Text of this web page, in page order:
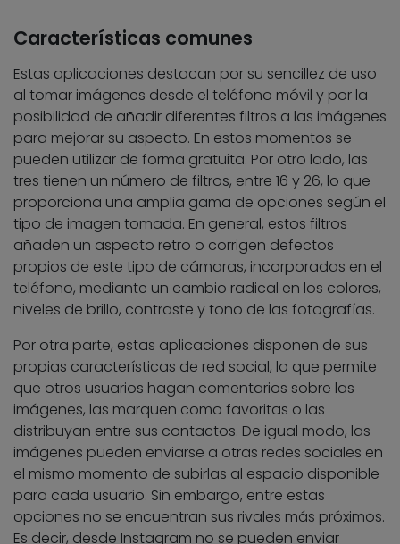
Características comunes
Estas aplicaciones destacan por su sencillez de uso
al tomar imágenes desde el teléfono móvil y por la
posibilidad de añadir diferentes filtros a las imágenes
para mejorar su aspecto. En estos momentos se
pueden utilizar de forma gratuita. Por otro lado, las
tres tienen un número de filtros, entre 16 y 26, lo que
proporciona una amplia gama de opciones según el
tipo de imagen tomada. En general, estos filtros
añaden un aspecto retro o corrigen defectos
propios de este tipo de cámaras, incorporadas en el
teléfono, mediante un cambio radical en los colores,
niveles de brillo, contraste y tono de las fotografías.
Por otra parte, estas aplicaciones disponen de sus
propias características de red social, lo que permite
que otros usuarios hagan comentarios sobre las
imágenes, las marquen como favoritas o las
distribuyan entre sus contactos. De igual modo, las
imágenes pueden enviarse a otras redes sociales en
el mismo momento de subirlas al espacio disponible
para cada usuario. Sin embargo, entre estas
opciones no se encuentran sus rivales más próximos.
Es decir, desde Instagram no se pueden enviar